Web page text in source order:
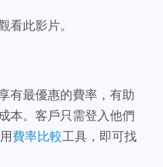
看此影片。
有最優惠的費率，有助
本。客戶只需登入他們
費率比較工具，即可找